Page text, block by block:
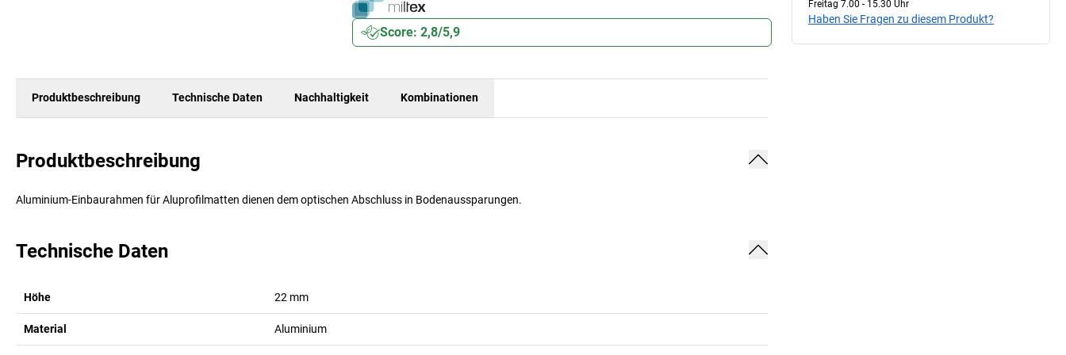
Score: 2,8/5,9
Produktbeschreibung Technische Daten Nachhaltigkeit Kombinationen
Produktbeschreibung
Aluminium-Einbaurahmen für Aluprofilmatten dienen dem optischen Abschluss in Bodenaussparungen.
Technische Daten
Höhe 22 mm
Material Aluminium
Freitag 7.00 - 15.30 Uhr
Haben Sie Fragen zu diesem Produkt?